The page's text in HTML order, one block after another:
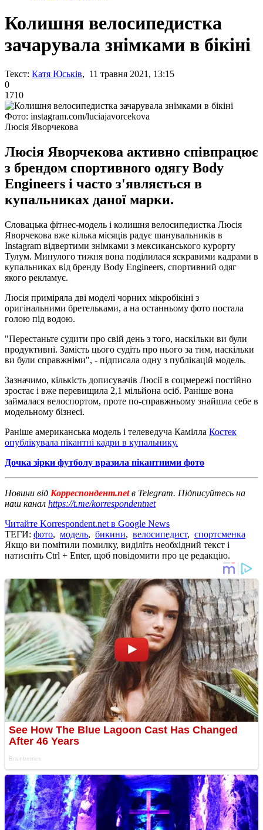
Колишня велосипедистка
зачарувала знімками в бікіні
Текст: Катя Юськів, 11 травня 2021, 13:15
0
1710
Фото: instagram.com/luciajavorcekova
Люсія Яворчекова
Люсія Яворчекова активно співпрацює
з брендом спортивного одягу Body
Engineers і часто з'являється в
купальниках даної марки.
Словацька фітнес-модель і колишня велосипедистка Люсія
Яворчекова вже кілька місяців радує шанувальників в
Instagram відвертими знімками з мексиканського курорту
Тулум. Минулого тижня вона поділилася яскравими кадрами в
купальниках від бренду Body Engineers, спортивний одяг
якого рекламує.
Люсія приміряла дві моделі чорних мікробікіні з
оригінальними бретельками, а на останньому фото постала
голою під водою.
"Перестаньте судити про свій день з того, наскільки ви були
продуктивні. Замість цього судіть про нього за тим, наскільки
ви були справжніми", - підписала одну з публікацій модель.
Зазначимо, кількість дописувачів Люсії в соцмережі постійно
зростає і вже перевищила 2,1 мільйона осіб. Раніше вона
займалася велоспортом, проте по-справжньому знайшла себе в
модельному бізнесі.
Раніше американська модель і телеведуча Камілла Костек
опублікувала пікантні кадри в купальнику.
Дочка зірки футболу вразила пікантними фото
Новини від Корреспондент.netв Telegram. Підписуйтесь на
наш канал https://t.me/korrespondentnet
Читайте Korrespondent.net в Google News
ТЕГИ: фото, модель, бикини, велосипедист, спортсменка
Якщо ви помітили помилку, виділіть необхідний текст і
натисніть Ctrl + Enter, щоб повідомити про це редакцію.